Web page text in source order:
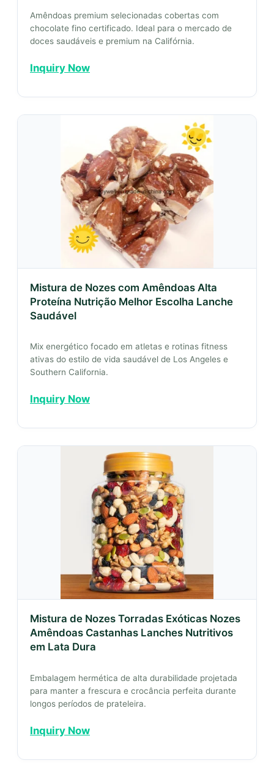
Amêndoas premium selecionadas cobertas com
chocolate fino certificado. Ideal para o mercado de
doces saudáveis e premium na Califórnia.
Inquiry Now
Mistura de Nozes com Amêndoas Alta
Proteína Nutrição Melhor Escolha Lanche
Saudável
Mix energético focado em atletas e rotinas fitness
ativas do estilo de vida saudável de Los Angeles e
Southern California.
Inquiry Now
Mistura de Nozes Torradas Exóticas Nozes
Amêndoas Castanhas Lanches Nutritivos
em Lata Dura
Embalagem hermética de alta durabilidade projetada
para manter a frescura e crocância perfeita durante
longos períodos de prateleira.
Inquiry Now